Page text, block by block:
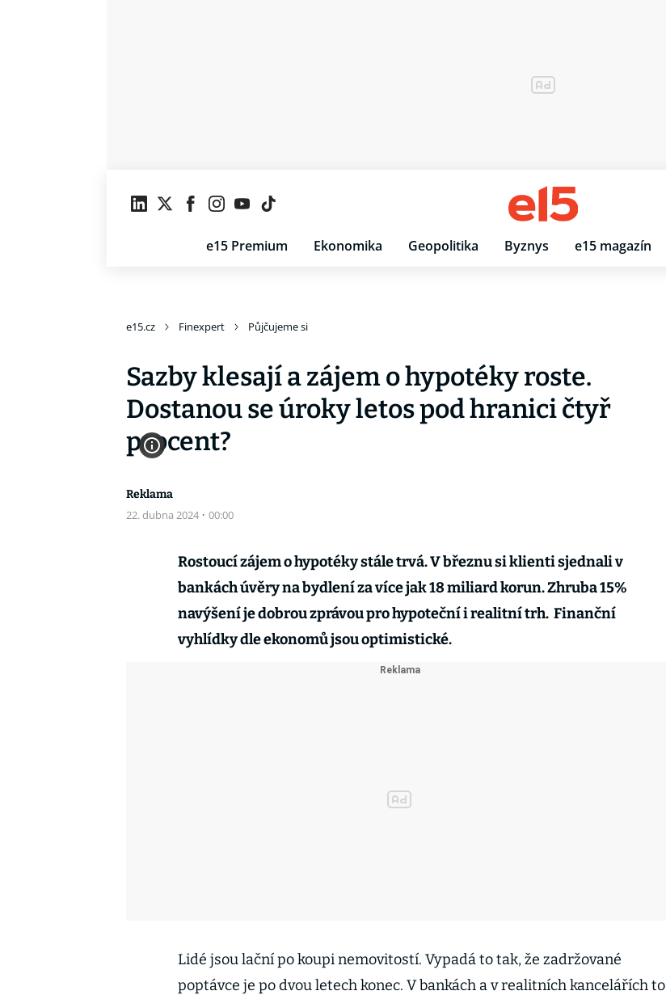
e15 Premium Ekonomika Geopolitika Byznys e15 magazín
e15.cz Finexpert Půjčujeme si
Sazby klesají a zájem o hypotéky roste.
Dostanou se úroky letos pod hranici čtyř
procent?
Reklama
22. dubna 2024 · 00:00
Rostoucí zájem o hypotéky stále trvá. V březnu si klienti sjednali v
bankách úvěry na bydlení za více jak 18 miliard korun. Zhruba 15%
navýšení je dobrou zprávou pro hypoteční i realitní trh. Finanční
vyhlídky dle ekonomů jsou optimistické.
Lidé jsou lační po koupi nemovitostí. Vypadá to tak, že zadržované
poptávce je po dvou letech konec. V bankách a v realitních kancelářích to